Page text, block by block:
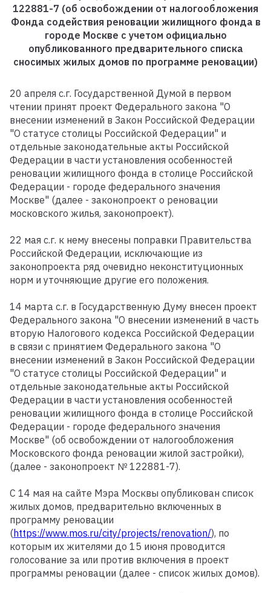
122881-7 (об освобождении от налогообложения
Фонда содействия реновации жилищного фонда в
городе Москве с учетом официально
опубликованного предварительного списка
сносимых жилых домов по программе реновации)
20 апреля с.г. Государственной Думой в первом
чтении принят проект Федерального закона "О
внесении изменений в Закон Российской Федерации
"О статусе столицы Российской Федерации" и
отдельные законодательные акты Российской
Федерации в части установления особенностей
реновации жилищного фонда в столице Российской
Федерации - городе федерального значения
Москве" (далее - законопроект о реновации
московского жилья, законопроект).
22 мая с.г. к нему внесены поправки Правительства
Российской Федерации, исключающие из
законопроекта ряд очевидно неконституционных
норм и уточняющие другие его положения.
14 марта с.г. в Государственную Думу внесен проект
Федерального закона "О внесении изменений в часть
вторую Налогового кодекса Российской Федерации
в связи с принятием Федерального закона "О
внесении изменений в Закон Российской Федерации
"О статусе столицы Российской Федерации" и
отдельные законодательные акты Российской
Федерации в части установления особенностей
реновации жилищного фонда в столице Российской
Федерации - городе федерального значения
Москве" (об освобождении от налогообложения
Московского фонда реновации жилой застройки),
(далее - законопроект № 122881-7).
С 14 мая на сайте Мэра Москвы опубликован список
жилых домов, предварительно включенных в
программу реновации
(https://www.mos.ru/city/projects/renovation/), по
которым их жителями до 15 июня проводится
голосование за или против включения в проект
программы реновации (далее - список жилых домов).